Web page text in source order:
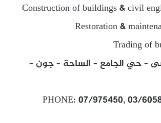
Construction of buildings & civil
Restoration &
Trading of
حي الجامع – الساحة – جون –
PHONE: 07/975450, 03/